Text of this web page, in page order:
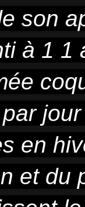
son
à 1
en
et du